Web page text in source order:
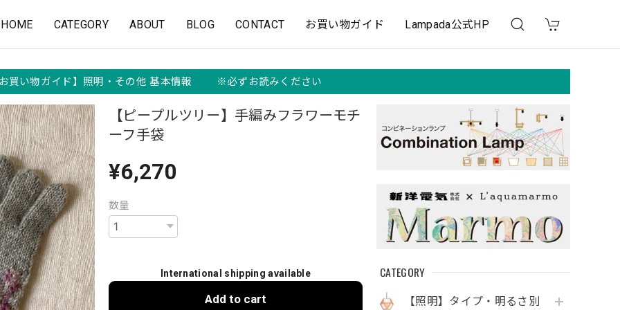
HOME CATEGORY ABOUT BLOG CONTACT お買い物ガイド Lampada公式HP
買い物ガイド】照明・その他 基本情報 ※必ずお読みください
CATEGORY
【照明】タイプ・明るさ別
【ピープルツリー】手編みフラワーモチ
ーフ手袋
¥6,270
数量
International shipping available
Add to cart